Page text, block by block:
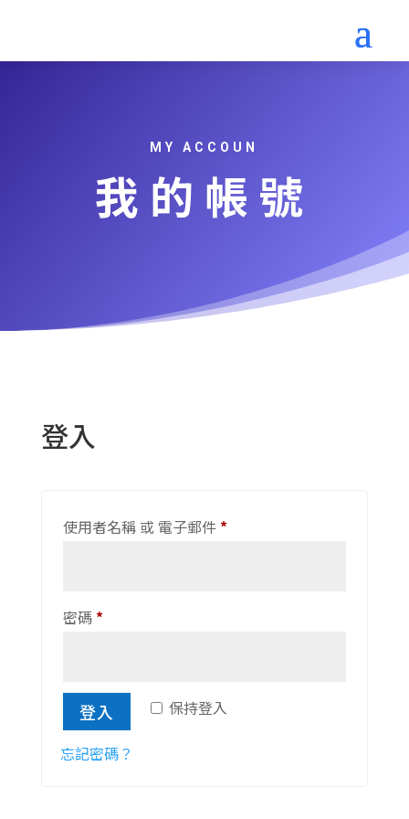
MY ACCOUN
我的帳號
登入
使用者名稱 或 電子郵件 *必
密碼 *必
保持登入
登入
忘記密碼？